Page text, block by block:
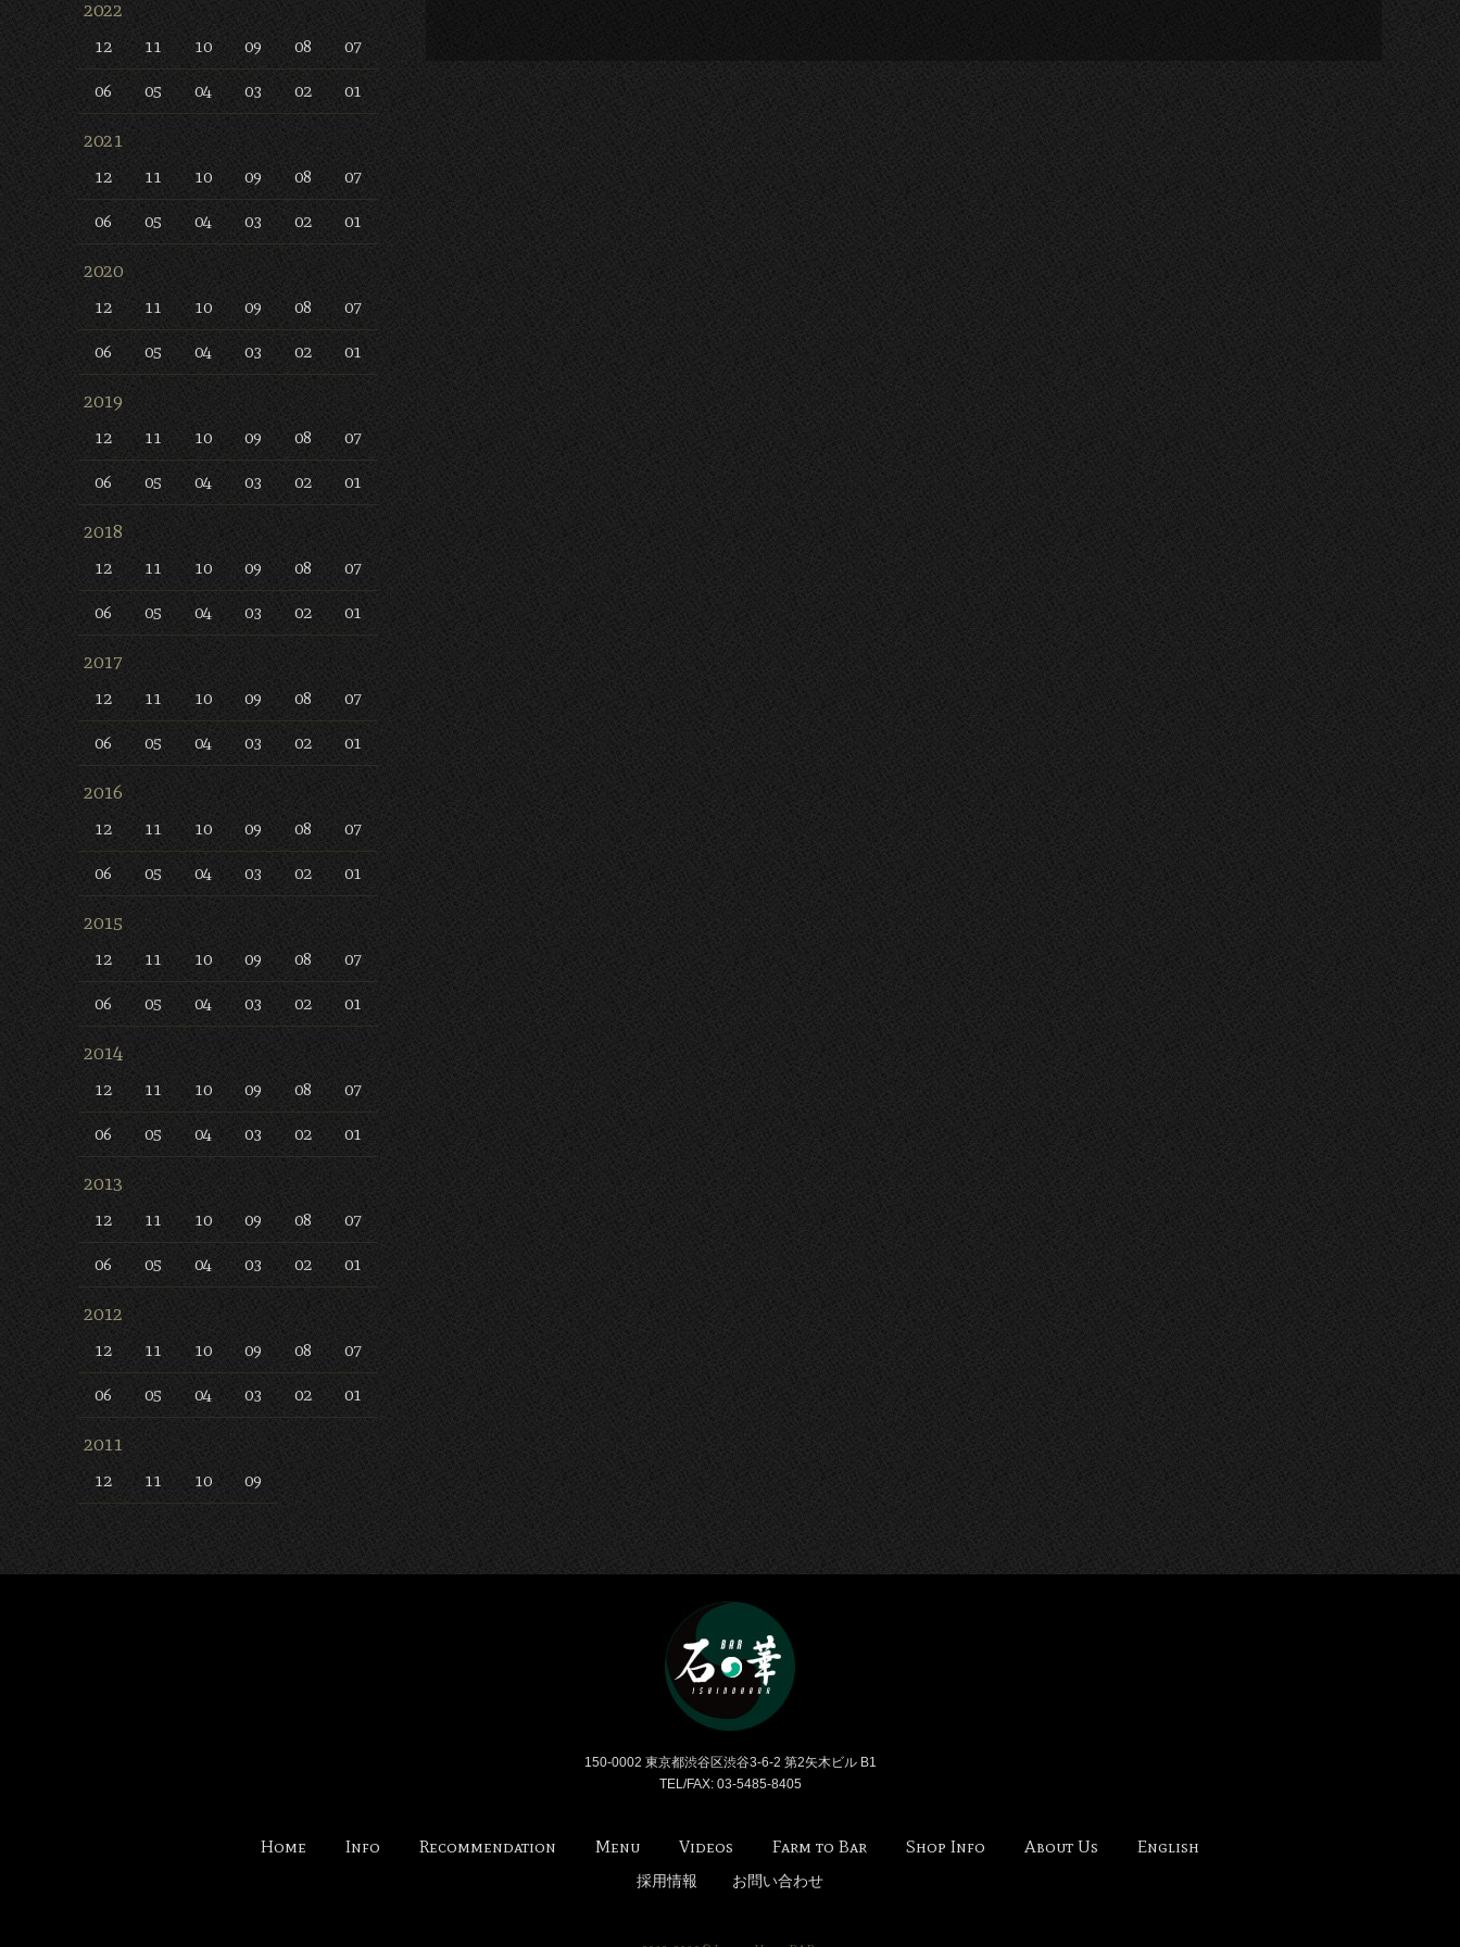
2022
12 11 10 09 08 07
06 05 04 03 02 01
2021
12 11 10 09 08 07
06 05 04 03 02 01
2020
12 11 10 09 08 07
06 05 04 03 02 01
2019
12 11 10 09 08 07
06 05 04 03 02 01
2018
12 11 10 09 08 07
06 05 04 03 02 01
2017
12 11 10 09 08 07
06 05 04 03 02 01
2016
12 11 10 09 08 07
06 05 04 03 02 01
2015
12 11 10 09 08 07
06 05 04 03 02 01
2014
12 11 10 09 08 07
06 05 04 03 02 01
2013
12 11 10 09 08 07
06 05 04 03 02 01
2012
12 11 10 09 08 07
06 05 04 03 02 01
2011
12 11 10 09
150-0002 東京都渋谷区渋谷3-6-2 第2矢木ビル B1
TEL/FAX: 03-5485-8405
Home Info Recommendation Menu Videos Farm to Bar Shop Info About Us English
採用情報 お問い合わせ